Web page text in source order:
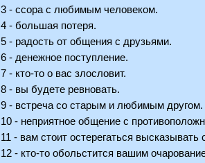
3 - ссора с любимым человеком.
4 - большая потеря.
5 - радость от общения с друзьями.
6 - денежное поступление.
7 - кто-то о вас злословит.
8 - вы будете ревновать.
9 - встреча со старым и любимым другом.
10 - неприятное общение с
11 - вам стоит остерегаться
12 - кто-то обольстится вашим